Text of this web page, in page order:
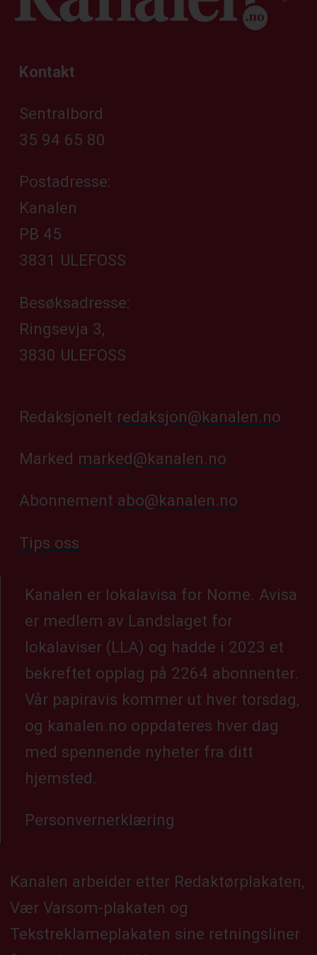
Kontakt
Sentralbord
35 94 65 80
Postadresse:
Kanalen
PB 45
3831 ULEFOSS
Besøksadresse:
Ringsevja 3,
3830 ULEFOSS
Redaksjonelt redaksjon@kanalen.no
Marked marked@kanalen.no
Abonnement abo@kanalen.no
Tips oss
Kanalen er lokalavisa for Nome. Avisa
er medlem av Landslaget for
lokalaviser (LLA) og hadde i 2023 et
bekreftet opplag på 2264 abonnenter.
Vår papiravis kommer ut hver torsdag,
og kanalen.no oppdateres hver dag
med spennende nyheter fra ditt
hjemsted.
Personvernerklæring
Kanalen arbeider etter Redaktørplakaten,
Vær Varsom-plakaten og
Tekstreklameplakaten sine retningsliner